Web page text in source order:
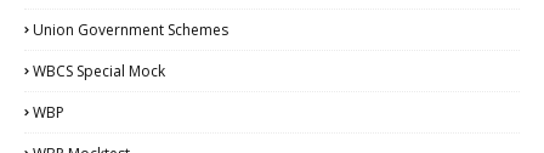
Union Government Schemes
WBCS Special Mock
WBP